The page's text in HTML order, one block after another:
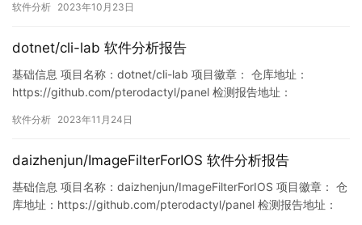
1008/1715743417099223040 此报告由Murph…
软件分析 2023年10月23日
dotnet/cli-lab 软件分析报告
基础信息 项目名称：dotnet/cli-lab 项目徽章： 仓库地址：
https://github.com/pterodactyl/panel 检测报告地址：
8464/1727819832786636800 此报告由Murphysec提供 漏洞
软件分析 2023年11月24日
daizhenjun/ImageFilterForIOS 软件分析报告
基础信息 项目名称：daizhenjun/ImageFilterForIOS 项目徽章： 仓
库地址：https://github.com/pterodactyl/panel 检测报告地址：